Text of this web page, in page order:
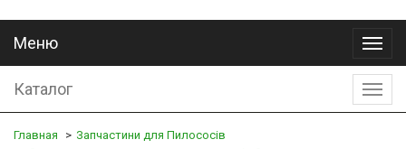
Меню
Меню
Каталог
Главная
Запчастини для Пилососів